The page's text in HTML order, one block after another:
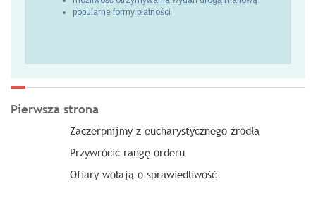
popularne formy płatności
Pierwsza strona
Zaczerpnijmy z eucharystycznego źródła
Przywrócić rangę orderu
Ofiary wołają o sprawiedliwość